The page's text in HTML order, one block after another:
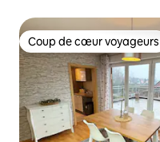
Coup de cœur voyageurs
Coup de cœur voyageurs